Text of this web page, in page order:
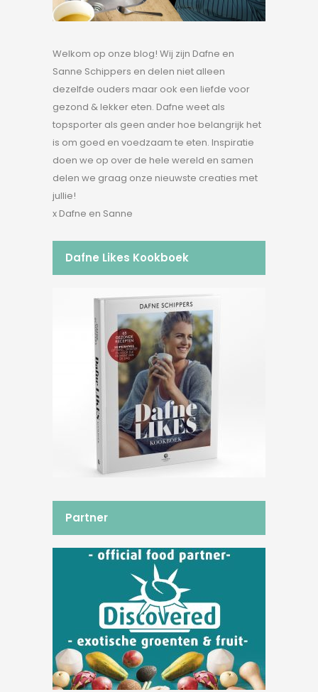
Welkom op onze blog! Wij zijn Dafne en
Sanne Schippers en delen niet alleen
dezelfde ouders maar ook een liefde voor
gezond & lekker eten. Dafne weet als
topsporter als geen ander hoe belangrijk het
is om goed en voedzaam te eten. Inspiratie
doen we op over de hele wereld en samen
delen we graag onze nieuwste creaties met
jullie!
x Dafne en Sanne
Dafne Likes Kookboek
Partner